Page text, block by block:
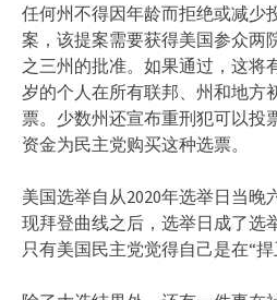
任何州不得因年龄而拒绝或减少
案，该提案需要获得美国参众两
之三州的批准。如果通过，这将
岁的个人在所有联邦、州和地方
票。少数州还宣布重刑犯可以投
资金为民主党购买这种选票。
美国选举自从2020年选举日当晚
现拜登曲线之后，选举日成了选
只有美国民主党觉得自己是在“捍